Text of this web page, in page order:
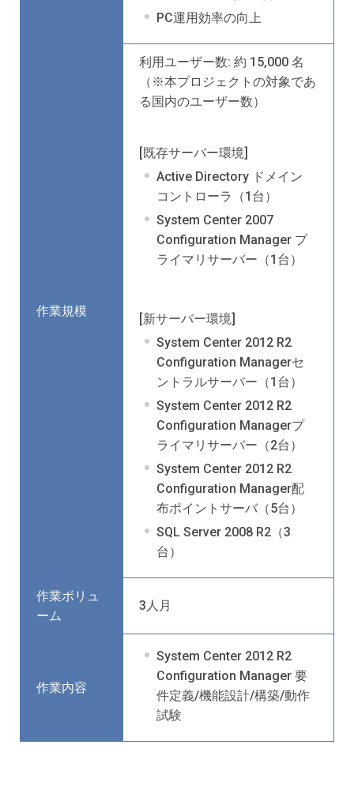
PC運用効率の向上
作業規模
利用ユーザー数: 約 15,000 名
（※本プロジェクトの対象であ
る国内のユーザー数）
[既存サーバー環境]
Active Directory ドメイン
コントローラ（1台）
System Center 2007
Configuration Manager プ
ライマリサーバー（1台）
[新サーバー環境]
System Center 2012 R2
Configuration Managerセ
ントラルサーバー（1台）
System Center 2012 R2
Configuration Managerプ
ライマリサーバー（2台）
System Center 2012 R2
Configuration Manager配
布ポイントサーバ（5台）
SQL Server 2008 R2（3
台）
作業ボリュ
ーム
3人月
作業内容
System Center 2012 R2
Configuration Manager 要
件定義/機能設計/構築/動作
試験